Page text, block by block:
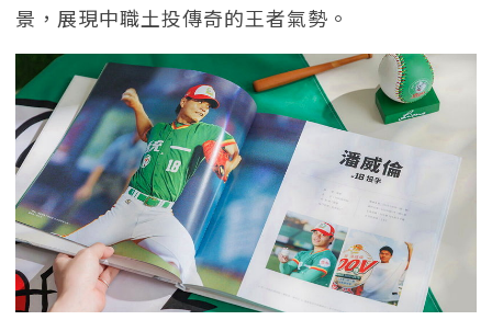
景，展現中職土投傳奇的王者氣勢。